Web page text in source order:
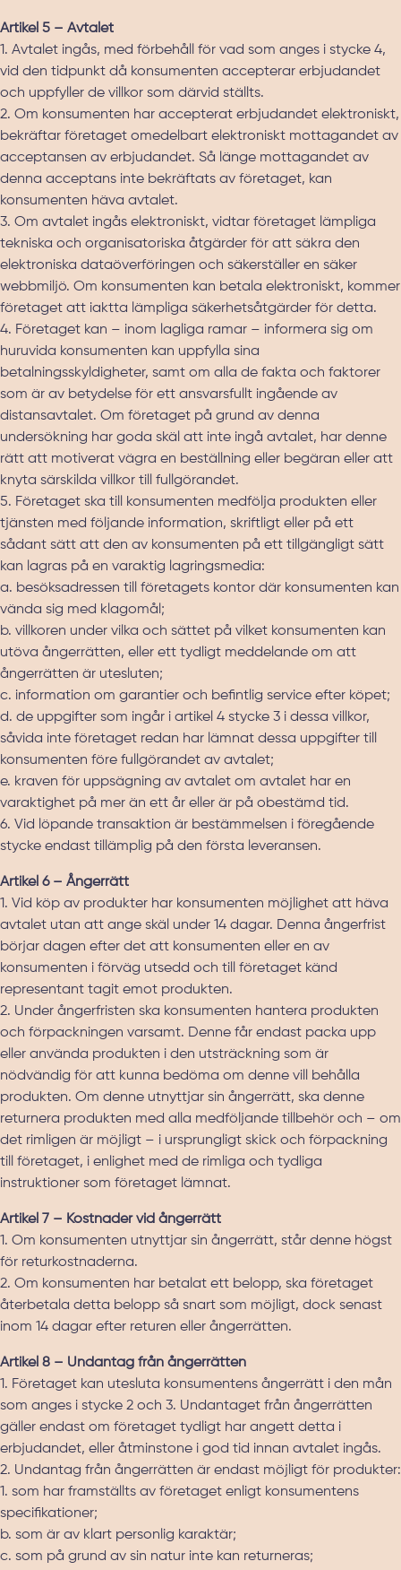
Artikel 5 – Avtalet
1. Avtalet ingås, med förbehåll för vad som anges i stycke 4,
vid den tidpunkt då konsumenten accepterar erbjudandet
och uppfyller de villkor som därvid ställts.
2. Om konsumenten har accepterat erbjudandet elektroniskt,
bekräftar företaget omedelbart elektroniskt mottagandet av
acceptansen av erbjudandet. Så länge mottagandet av
denna acceptans inte bekräftats av företaget, kan
konsumenten häva avtalet.
3. Om avtalet ingås elektroniskt, vidtar företaget lämpliga
tekniska och organisatoriska åtgärder för att säkra den
elektroniska dataöverföringen och säkerställer en säker
webbmiljö. Om konsumenten kan betala elektroniskt, kommer
företaget att iaktta lämpliga säkerhetsåtgärder för detta.
4. Företaget kan – inom lagliga ramar – informera sig om
huruvida konsumenten kan uppfylla sina
betalningsskyldigheter, samt om alla de fakta och faktorer
som är av betydelse för ett ansvarsfullt ingående av
distansavtalet. Om företaget på grund av denna
undersökning har goda skäl att inte ingå avtalet, har denne
rätt att motiverat vägra en beställning eller begäran eller att
knyta särskilda villkor till fullgörandet.
5. Företaget ska till konsumenten medfölja produkten eller
tjänsten med följande information, skriftligt eller på ett
sådant sätt att den av konsumenten på ett tillgängligt sätt
kan lagras på en varaktig lagringsmedia:
a. besöksadressen till företagets kontor där konsumenten kan
vända sig med klagomål;
b. villkoren under vilka och sättet på vilket konsumenten kan
utöva ångerrätten, eller ett tydligt meddelande om att
ångerrätten är utesluten;
c. information om garantier och befintlig service efter köpet;
d. de uppgifter som ingår i artikel 4 stycke 3 i dessa villkor,
såvida inte företaget redan har lämnat dessa uppgifter till
konsumenten före fullgörandet av avtalet;
e. kraven för uppsägning av avtalet om avtalet har en
varaktighet på mer än ett år eller är på obestämd tid.
6. Vid löpande transaktion är bestämmelsen i föregående
stycke endast tillämplig på den första leveransen.
Artikel 6 – Ångerrätt
1. Vid köp av produkter har konsumenten möjlighet att häva
avtalet utan att ange skäl under 14 dagar. Denna ångerfrist
börjar dagen efter det att konsumenten eller en av
konsumenten i förväg utsedd och till företaget känd
representant tagit emot produkten.
2. Under ångerfristen ska konsumenten hantera produkten
och förpackningen varsamt. Denne får endast packa upp
eller använda produkten i den utsträckning som är
nödvändig för att kunna bedöma om denne vill behålla
produkten. Om denne utnyttjar sin ångerrätt, ska denne
returnera produkten med alla medföljande tillbehör och – om
det rimligen är möjligt – i ursprungligt skick och förpackning
till företaget, i enlighet med de rimliga och tydliga
instruktioner som företaget lämnat.
Artikel 7 – Kostnader vid ångerrätt
1. Om konsumenten utnyttjar sin ångerrätt, står denne högst
för returkostnaderna.
2. Om konsumenten har betalat ett belopp, ska företaget
återbetala detta belopp så snart som möjligt, dock senast
inom 14 dagar efter returen eller ångerrätten.
Artikel 8 – Undantag från ångerrätten
1. Företaget kan utesluta konsumentens ångerrätt i den mån
som anges i stycke 2 och 3. Undantaget från ångerrätten
gäller endast om företaget tydligt har angett detta i
erbjudandet, eller åtminstone i god tid innan avtalet ingås.
2. Undantag från ångerrätten är endast möjligt för produkter:
1. som har framställts av företaget enligt konsumentens
specifikationer;
b. som är av klart personlig karaktär;
c. som på grund av sin natur inte kan returneras;